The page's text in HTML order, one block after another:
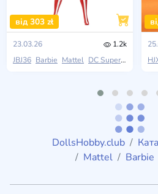
від 303 zł
23.03.26
1.2k
JBJ36 Barbie Mattel DC Superheroes
DollsHobby.club
Mattel
Barbie